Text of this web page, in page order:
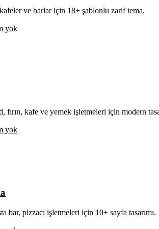
ve barlar için 18+ şablonlu zarif tema.
yok
fırın, kafe ve yemek işletmeleri için modern
yok
bar, pizzacı işletmeleri için 10+ sayfa tasarımı.